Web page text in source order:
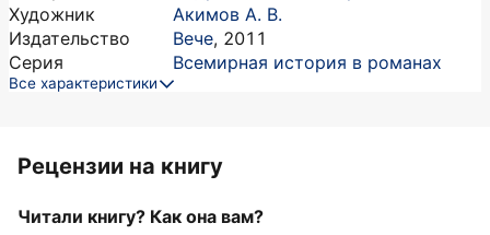
Художник
Акимов А. В.
Издательство
Вече, 2011
Серия
Всемирная история в романах
Все характеристики
Рецензии на книгу
Читали книгу? Как она вам?